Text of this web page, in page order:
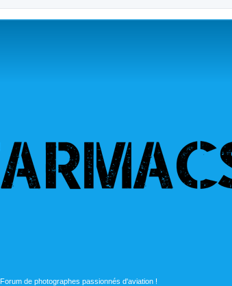
Forum de photographes passionnés d'aviation !